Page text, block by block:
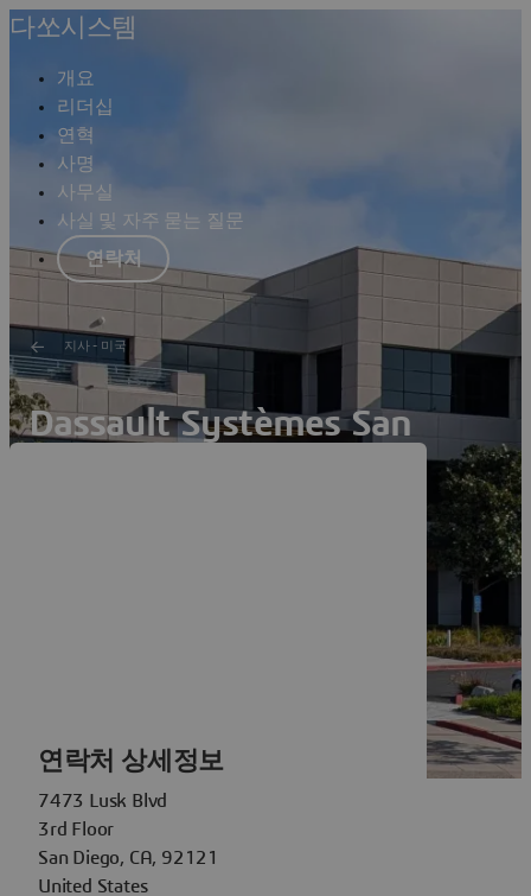
다쏘시스템
개요
리더십
연혁
사명
사무실
사실 및 자주 묻는 질문
연락처
지사 - 미국
Dassault Systèmes San
연락처 상세정보
7473 Lusk Blvd
3rd Floor
San Diego, CA, 92121
United States